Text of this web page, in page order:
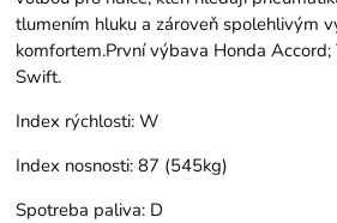
tlumením hluku a zároveň spolehlivým
komfortem.První výbava Honda Accord;
Swift.
Index rýchlosti: W
Index nosnosti: 87 (545kg)
Spotreba paliva: D